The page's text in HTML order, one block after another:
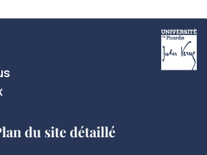
du site détaillé